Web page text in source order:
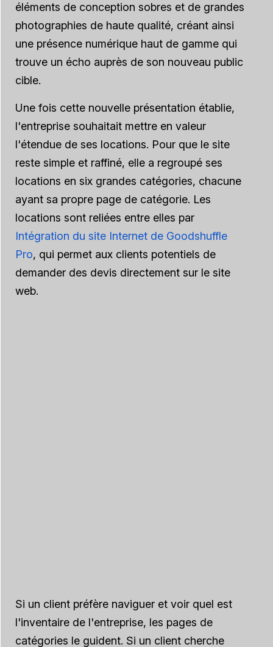
éléments de conception sobres et de grandes
photographies de haute qualité, créant ainsi
une présence numérique haut de gamme qui
trouve un écho auprès de son nouveau public
cible.
Une fois cette nouvelle présentation établie,
l'entreprise souhaitait mettre en valeur
l'étendue de ses locations. Pour que le site
reste simple et raffiné, elle a regroupé ses
locations en six grandes catégories, chacune
ayant sa propre page de catégorie. Les
locations sont reliées entre elles par
Intégration du site Internet de Goodshuffle
Pro, qui permet aux clients potentiels de
demander des devis directement sur le site
web.
Si un client préfère naviguer et voir quel est
l'inventaire de l'entreprise, les pages de
catégories le guident. Si un client cherche